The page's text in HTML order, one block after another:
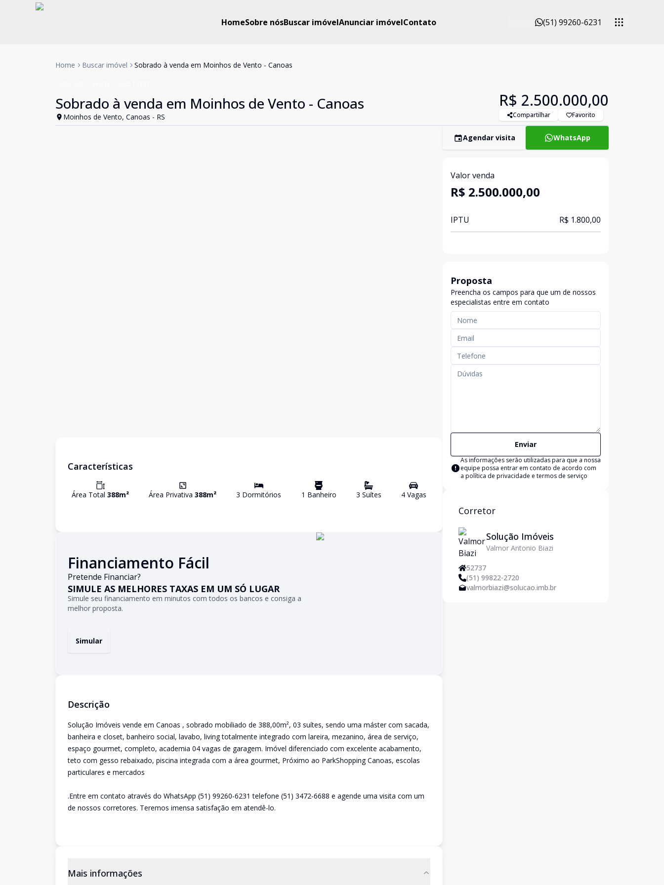
HomeSobre nósBuscar imóvelAnunciar imóvelContato (51) 99260-6231
Home Buscar imóvel Sobrado à venda em Moinhos de Vento - Canoas
Sobrado à venda em Moinhos de Vento - Canoas
Moinhos de Vento, Canoas - RS
R$ 2.500.000,00
Compartilhar Favorito
Características
Área Total 388m² Área Privativa388m² 3 Dormitórios 1 Banheiro 3 Suítes 4Vagas
Financiamento Fácil
Pretende Financiar?
SIMULE AS MELHORES TAXAS EM UM SÓ LUGAR
Simule seu financiamento em minutos com todos os bancos e consiga a
melhor proposta.
Simular
Descrição
Solução Imóveis vende em Canoas , sobrado mobiliado de 388,00m², 03 suítes, sendo uma máster com sacada,
banheira e closet, banheiro social, lavabo, living totalmente integrado com lareira, mezanino, área de serviço,
espaço gourmet, completo, academia 04 vagas de garagem. Imóvel diferenciado com excelente acabamento,
teto com gesso rebaixado, piscina integrada com a área gourmet, Próximo ao ParkShopping Canoas, escolas
particulares e mercados
.Entre em contato através do WhatsApp (51) 99260-6231 telefone (51) 3472-6688 e agende uma visita com um
de nossos corretores. Teremos imensa satisfação em atendê-lo.
Mais informações
Agendar visita WhatsApp
Valor venda
R$ 2.500.000,00
IPTU R$ 1.800,00
Proposta
Preencha os campos para que um de nossos
especialistas entre em contato
Enviar
As informações serão utilizadas para que a nossa
equipe possa entrar em contato de acordo com
a política de privacidade e termos de serviço
Corretor
Solução Imóveis
Valmor Antonio Biazi
52737
(51) 99822-2720
valmorbiazi@solucao.imb.br